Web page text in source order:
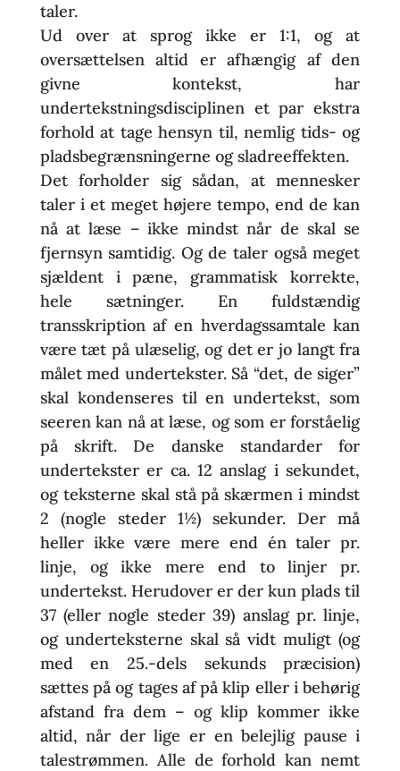
taler.
Ud over at sprog ikke er 1:1, og at
oversættelsen altid er afhængig af den
givne kontekst, har
undertekstningsdisciplinen et par ekstra
forhold at tage hensyn til, nemlig tids- og
pladsbegrænsningerne og sladreeffekten.
Det forholder sig sådan, at mennesker
taler i et meget højere tempo, end de kan
nå at læse – ikke mindst når de skal se
fjernsyn samtidig. Og de taler også meget
sjældent i pæne, grammatisk korrekte,
hele sætninger. En fuldstændig
transskription af en hverdagssamtale kan
være tæt på ulæselig, og det er jo langt fra
målet med undertekster. Så “det, de siger”
skal kondenseres til en undertekst, som
seeren kan nå at læse, og som er forståelig
på skrift. De danske standarder for
undertekster er ca. 12 anslag i sekundet,
og teksterne skal stå på skærmen i mindst
2 (nogle steder 1½) sekunder. Der må
heller ikke være mere end én taler pr.
linje, og ikke mere end to linjer pr.
undertekst. Herudover er der kun plads til
37 (eller nogle steder 39) anslag pr. linje,
og underteksterne skal så vidt muligt (og
med en 25.-dels sekunds præcision)
sættes på og tages af på klip eller i behørig
afstand fra dem – og klip kommer ikke
altid, når der lige er en belejlig pause i
talestrømmen. Alle de forhold kan nemt